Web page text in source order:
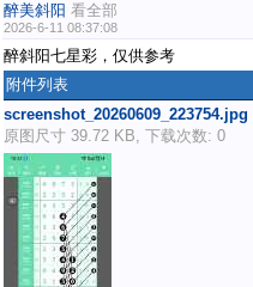
醉美斜阳 看全部
2026-6-11 08:37:08
醉斜阳七星彩，仅供参考
附件列表
screenshot_20260609_223754.jpg
原图尺寸 39.72 KB, 下载次数: 0